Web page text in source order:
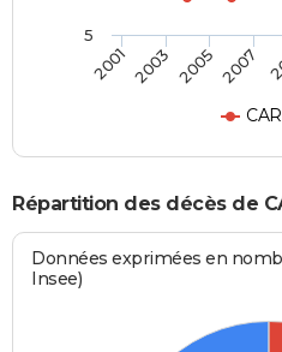
2001 2003 2005 2007
5
Répartition des décès de
Données exprimées en
Insee)